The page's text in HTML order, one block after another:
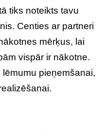
tiks noteikts tavu
Centies ar partneri
mērķus, lai
vispār ir nākotne.
pieņemšanai,